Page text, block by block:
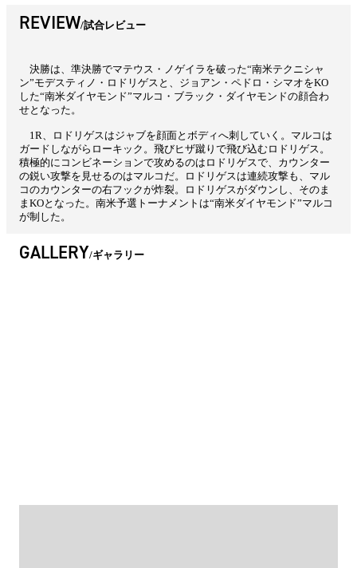
REVIEW 試合レビュー
決勝は、準決勝でマテウス・ノゲイラを破った“南米テクニシャ
ン”モデスティノ・ロドリゲスと、ジョアン・ペドロ・シマオをKO
した“南米ダイヤモンド”マルコ・ブラック・ダイヤモンドの顔合わ
せとなった。
1R、ロドリゲスはジャブを顔面とボディへ刺していく。マルコは
ガードしながらローキック。飛びヒザ蹴りで飛び込むロドリゲス。
積極的にコンビネーションで攻めるのはロドリゲスで、カウンター
の鋭い攻撃を見せるのはマルコだ。ロドリゲスは連続攻撃も、マル
コのカウンターの右フックが炸裂。ロドリゲスがダウンし、そのま
まKOとなった。南米予選トーナメントは“南米ダイヤモンド”マルコ
が制した。
GALLERY ギャラリー